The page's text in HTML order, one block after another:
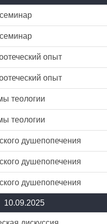
опыт
опыт
теологии
теологии
душепопечения
душепопечения
душепопечения
10.09.2025